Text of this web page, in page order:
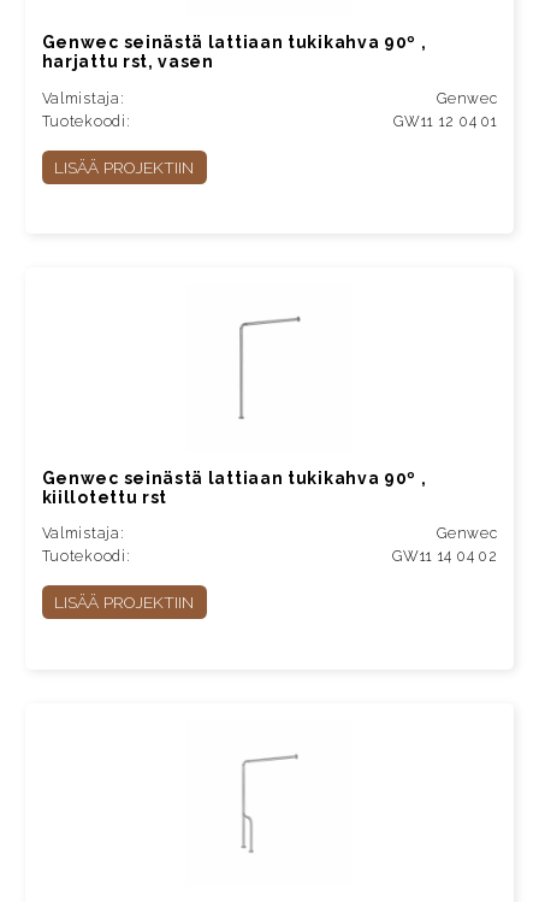
Genwec seinästä lattiaan tukikahva 90º ,
harjattu rst, vasen
Valmistaja:
Genwec
Tuotekoodi:
GW11 12 04 01
LISÄÄ PROJEKTIIN
Genwec seinästä lattiaan tukikahva 90º ,
kiillotettu rst
Valmistaja:
Genwec
Tuotekoodi:
GW11 14 04 02
LISÄÄ PROJEKTIIN